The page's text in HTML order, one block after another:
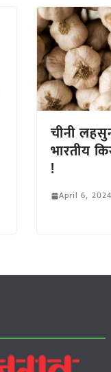
चीनी
भारतीय
!
April 6, 2024